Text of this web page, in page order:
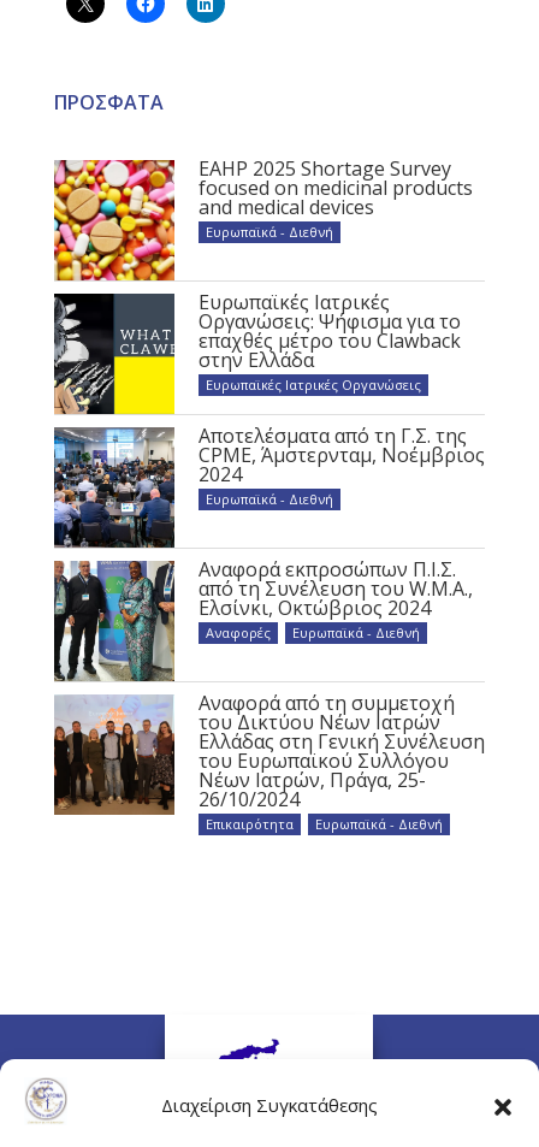
Διαχείριση Συγκατάθεσης
ΠΡΟΣΦΑΤΑ
EAHP 2025 Shortage Survey
focused on medicinal products
and medical devices
Ευρωπαϊκά - Διεθνή
Ευρωπαϊκές Ιατρικές
Οργανώσεις: Ψήφισμα για το
επαχθές μέτρο του Clawback
στην Ελλάδα
Ευρωπαϊκές Ιατρικές Οργανώσεις
Αποτελέσματα από τη Γ.Σ. της
CPME, Άμστερνταμ, Νοέμβριος
2024
Ευρωπαϊκά - Διεθνή
Αναφορά εκπροσώπων Π.Ι.Σ.
από τη Συνέλευση του W.M.A.,
Ελσίνκι, Οκτώβριος 2024
Αναφορές Ευρωπαϊκά - Διεθνή
Αναφορά από τη συμμετοχή
του Δικτύου Νέων Ιατρών
Ελλάδας στη Γενική Συνέλευση
του Ευρωπαϊκού Συλλόγου
Νέων Ιατρών, Πράγα, 25-
26/10/2024
Επικαιρότητα Ευρωπαϊκά - Διεθνή